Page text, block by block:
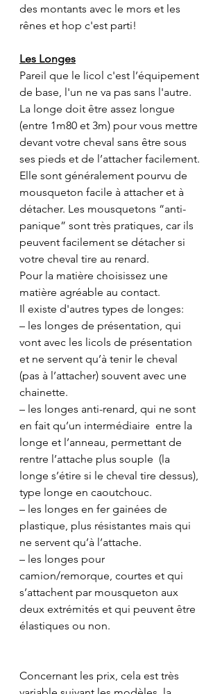
des montants avec le mors et les
rênes et hop c'est parti!
Les Longes
Pareil que le licol c'est l’équipement
de base, l'un ne va pas sans l'autre.
La longe doit être assez longue
(entre 1m80 et 3m) pour vous mettre
devant votre cheval sans être sous
ses pieds et de l’attacher facilement.
Elle sont généralement pourvu de
mousqueton facile à attacher et à
détacher. Les mousquetons “anti-
panique” sont très pratiques, car ils
peuvent facilement se détacher si
votre cheval tire au renard.
Pour la matière choisissez une
matière agréable au contact.
Il existe d'autres types de longes:
– les longes de présentation, qui
vont avec les licols de présentation
et ne servent qu’à tenir le cheval
(pas à l’attacher) souvent avec une
chainette.
– les longes anti-renard, qui ne sont
en fait qu’un intermédiaire  entre la
longe et l’anneau, permettant de
rentre l’attache plus souple  (la
longe s’étire si le cheval tire dessus),
type longe en caoutchouc.
– les longes en fer gainées de
plastique, plus résistantes mais qui
ne servent qu’à l’attache.
– les longes pour
camion/remorque, courtes et qui
s’attachent par mousqueton aux
deux extrémités et qui peuvent être
élastiques ou non.
Concernant les prix, cela est très